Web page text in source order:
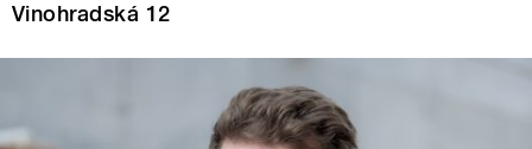
Vinohradská 12